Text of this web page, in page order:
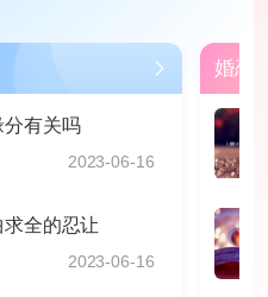
有关吗
2023-06-16
全的忍让
2023-06-16
婚恋